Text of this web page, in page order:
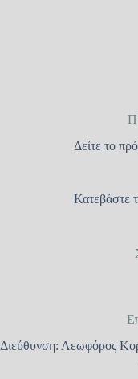
Δείτε το
Κατεβάστε
Διεύθυνση: Λεωφόρος